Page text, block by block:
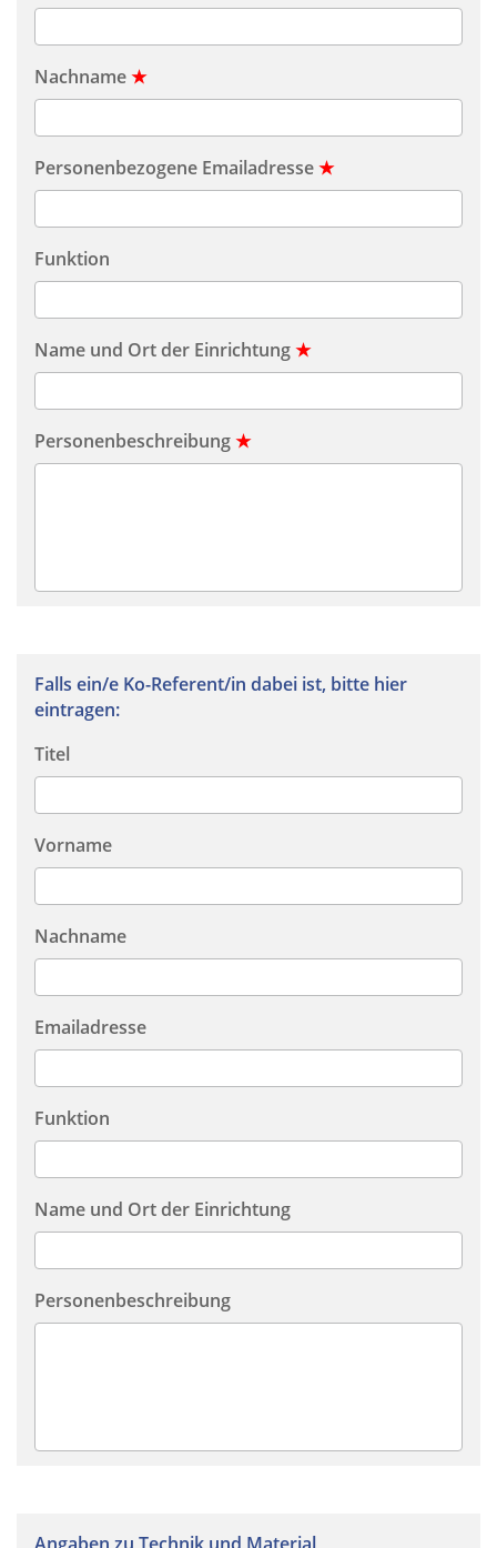
Nachname★
Personenbezogene Emailadresse★
Funktion
Name und Ort der Einrichtung★
Personenbeschreibung★
Falls ein/e Ko-Referent/in dabei ist, bitte hier
eintragen:
Titel
Vorname
Nachname
Emailadresse
Funktion
Name und Ort der Einrichtung
Personenbeschreibung